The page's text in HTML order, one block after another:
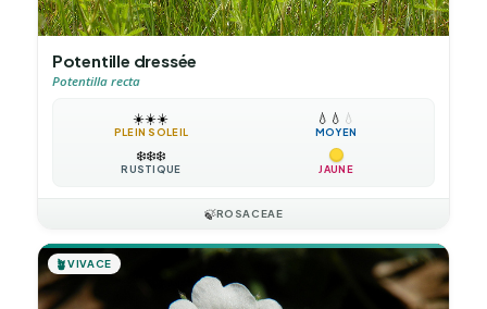
Potentille dressée
Potentilla recta
☀️☀️☀️
PLEIN SOLEIL
💧 💧 💧
MOYEN
❄️❄️❄️
RUSTIQUE JAUNE
🍃ROSACEAE
🪴VIVACE